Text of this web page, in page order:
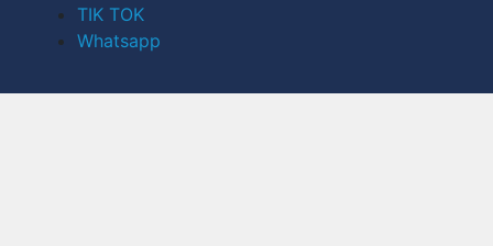
TIK TOK
Whatsapp